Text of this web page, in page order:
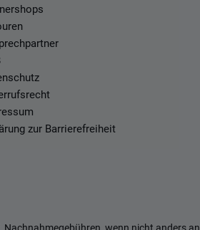
zur Barrierefreiheit